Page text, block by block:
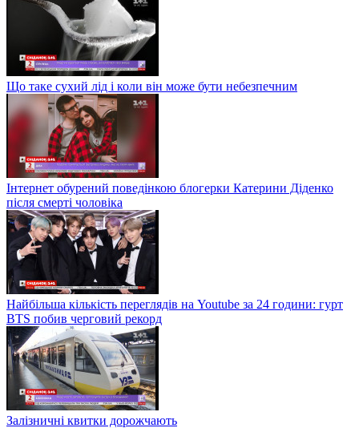
Що таке сухий лід і коли він може бути небезпечним
Інтернет обурений поведінкою блогерки Катерини Діденко
після смерті чоловіка
Найбільша кількість переглядів на Youtube за 24 години: гурт
BTS побив черговий рекорд
Залізничні квитки дорожчають